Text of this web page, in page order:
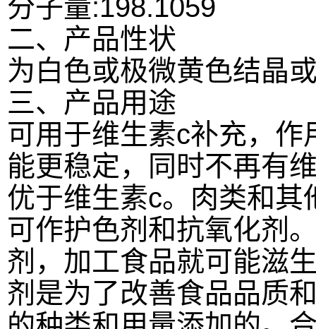
分子量:198.1059
二、产品性状
为白色或极微黄色结晶
三、产品用途
可用于维生素c补充，
能更稳定，同时不再有
优于维生素c。 肉类和其
可作护色剂和抗氧化剂
剂，加工食品就可能滋
剂是为了改善食品品质